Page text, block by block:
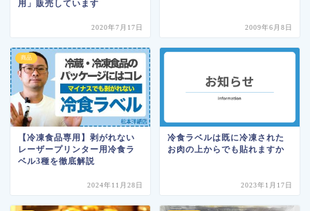
用」販売しています
2020年7月17日 2009年6月8日
商品
【冷凍食品専用】剥がれない
レーザープリンター用冷食ラ
ベル3種を徹底解説
2024年11月28日
冷食ラベルは既に冷凍された
お肉の上からでも貼れますか
2023年1月17日